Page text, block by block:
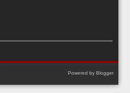
Powered by Blogger